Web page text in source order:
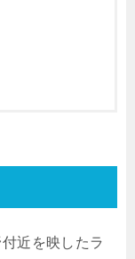
近を映したラ